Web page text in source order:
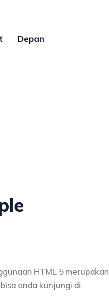
Depan
HTML 5 merupakan
anda kunjungi di